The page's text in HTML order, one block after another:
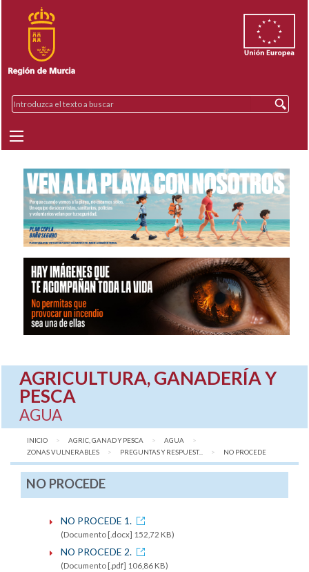
AGRICULTURA, GANADERÍA Y
PESCA
AGUA
INICIO AGRIC, GANAD Y PESCA
AGUA
ZONAS VULNERABLES
PREGUNTAS Y RESPUEST... AQUÍ:
NO PROCEDE
NO PROCEDE
NO PROCEDE 1.
(Documento [.docx] 152,72 KB)
NO PROCEDE 2.
(Documento [.pdf] 106,86 KB)